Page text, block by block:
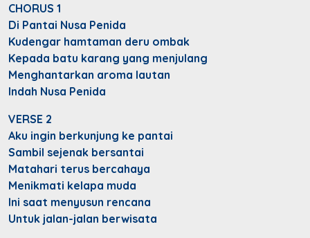
CHORUS 1
Di Pantai Nusa Penida
Kudengar hamtaman deru ombak
Kepada batu karang yang menjulang
Menghantarkan aroma lautan
Indah Nusa Penida
VERSE 2
Aku ingin berkunjung ke pantai
Sambil sejenak bersantai
Matahari terus bercahaya
Menikmati kelapa muda
Ini saat menyusun rencana
Untuk jalan-jalan berwisata